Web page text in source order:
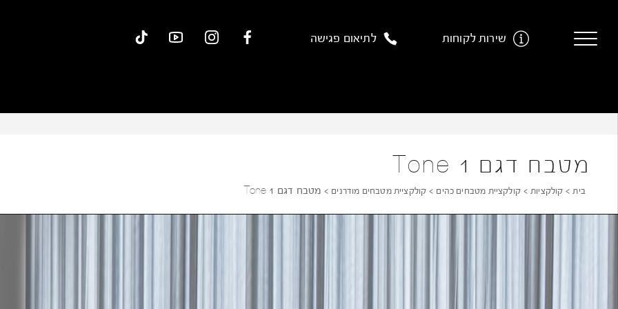
שירות לקוחות לתיאום פגישה
מטבח דגם Tone 1
בית קולקציות קולקציית מטבחים כהים קולקציית מטבחים מודרנים מטבח דגם Tone 1